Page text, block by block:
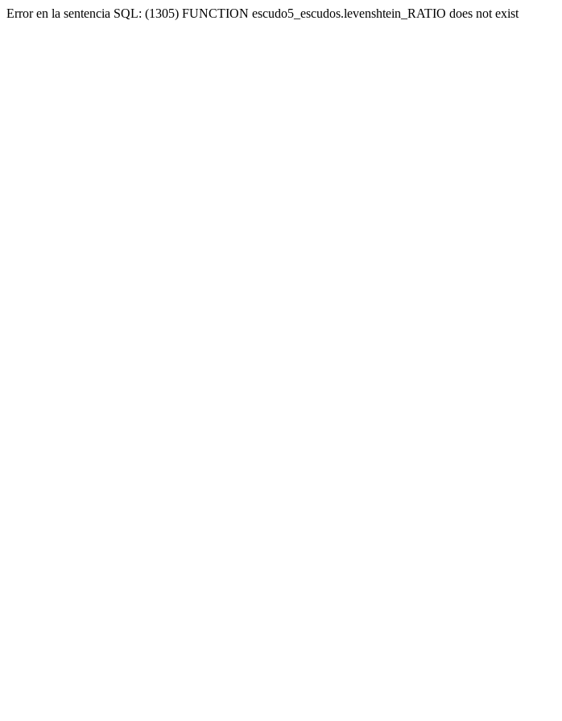
Error en la sentencia SQL: (1305) FUNCTION escudo5_escudos.levenshtein_RATIO does not exist